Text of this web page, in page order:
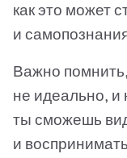
как это может
и
Важно
не идеально, и
ты сможешь
и